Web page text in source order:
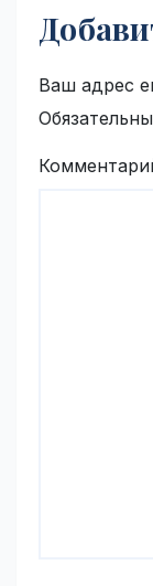
Ваш адрес